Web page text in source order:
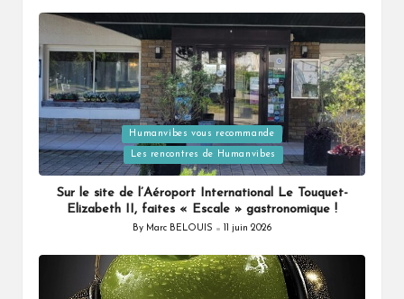
Posted
in
Humanvibes vous recommande
Les rencontres de Humanvibes
Sur le site de l’Aéroport International Le Touquet-
Elizabeth II, faites « Escale » gastronomique !
Posted
By Marc BELOUIS 11 juin 2026